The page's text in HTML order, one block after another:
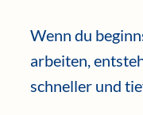
Wenn du
arbeiten,
schneller und